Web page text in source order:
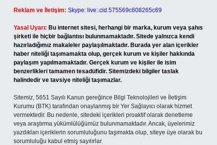
Reklam ve İletişim: Skype: live:.cid.575569c608265c69
Yasal Uyarı: Bu internet sitesi, herhangi bir marka, kurum veya şahıs
şirketi ile hiçbir bağlantısı bulunmamaktadır. Sitede yalnızca kendi
hazırladığımız makaleler paylaşılmaktadır. Burada yer alan içerikler
haber niteliği taşımamakta olup, gerçek kurum ve kişiler hakkında
paylaşım yapılmamaktadır. Gerçek kurum ve kişiler ile isim
benzerlikleri tamamen tesadüfidir. Sitemizdeki bilgiler taslak
halindedir ve tavsiye niteliği taşımazlar.
Sitemiz, 5651 Sayılı Kanun gereğince Bilgi Teknolojileri ve İletişim
Kurumu (BTK) tarafından onaylanmış bir Yer Sağlayıcı olarak hizmet
vermektedir. Bu nedenle, sitedeki içerikleri proaktif olarak denetleme
veya araştırma yükümlülüğümüz bulunmamaktadır. Ancak, üyelerimiz
yazdıkları içeriklerin sorumluluğunu taşımakta olup, siteye üye olarak bu
sorumluluğu kabul etmiş sayılırlar.